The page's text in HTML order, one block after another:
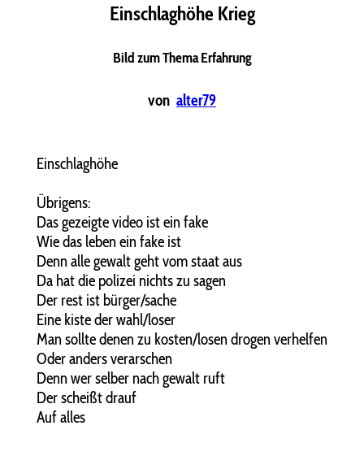
Einschlaghöhe Krieg
Bild zum Thema Erfahrung
von alter79
Einschlaghöhe
Übrigens:
Das gezeigte video ist ein fake
Wie das leben ein fake ist
Denn alle gewalt geht vom staat aus
Da hat die polizei nichts zu sagen
Der rest ist bürger/sache
Eine kiste der wahl/loser
Man sollte denen zu kosten/losen drogen verhelfen
Oder anders verarschen
Denn wer selber nach gewalt ruft
Der scheißt drauf
Auf alles